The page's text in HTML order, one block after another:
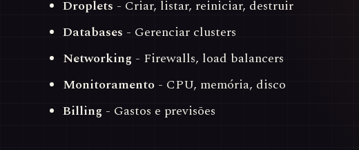
Droplets - Criar, listar, reiniciar, destruir
Databases - Gerenciar clusters
Networking - Firewalls, load balancers
Monitoramento - CPU, memória, disco
Billing - Gastos e previsões